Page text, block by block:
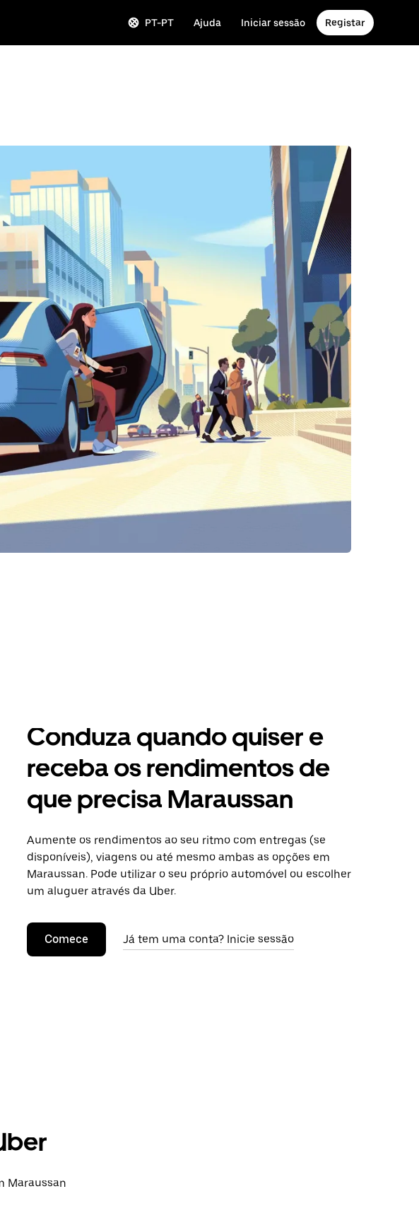
PT-PT Ajuda Iniciar sessão Registar
Conduza quando quiser e
receba os rendimentos de
que precisa Maraussan
Aumente os rendimentos ao seu ritmo com entregas (se
disponíveis), viagens ou até mesmo ambas as opções em
Maraussan. Pode utilizar o seu próprio automóvel ou escolher
um aluguer através da Uber.
Comece Já tem uma conta? Inicie sessão
Maraussan